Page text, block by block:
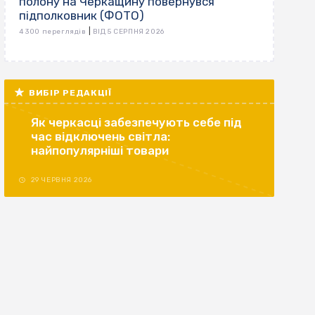
підполковник (ФОТО)
4 300 переглядів ВІД 5 СЕРПНЯ 2026
ВИБІР РЕДАКЦІЇ
Як черкасці забезпечують себе під
час відключень світла:
найпопулярніші товари
29 ЧЕРВНЯ 2026